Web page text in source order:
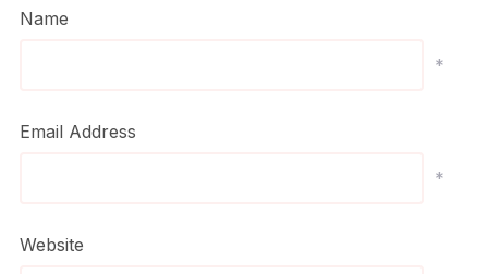
Name
*
Email Address
*
Website